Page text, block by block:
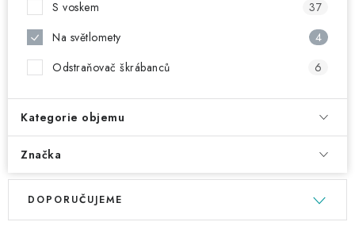
S voskem
37
Na světlomety
4
Odstraňovač škrábanců
6
Kategorie objemu
Značka
V
Ř
DOPORUČUJEME